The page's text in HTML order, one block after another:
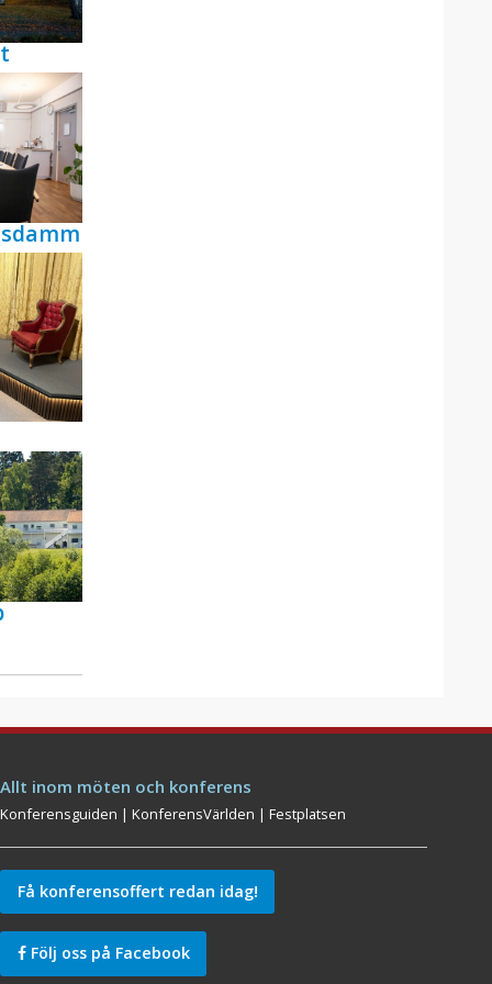
Allt inom möten och konferens
Konferensguiden |KonferensVärlden |Festplatsen
Få konferensoffert redan idag!
Följ oss på Facebook